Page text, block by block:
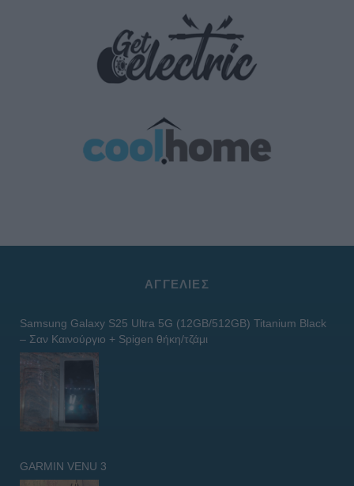
ΑΓΓΕΛΊΕΣ
Samsung Galaxy S25 Ultra 5G (12GB/512GB) Titanium Black
– Σαν Καινούργιο + Spigen θήκη/τζάμι
GARMIN VENU 3